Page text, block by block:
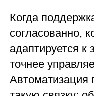
Когда
согласованно,
адаптируется к
точнее
Автоматизация